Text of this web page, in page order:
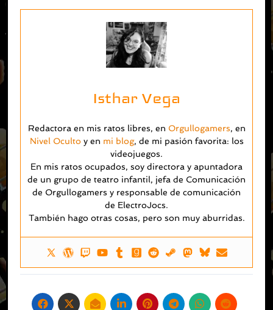
Isthar Vega
Redactora en mis ratos libres, en Orgullogamers, en
Nivel Ocultoy en mi blog, de mi pasión favorita: los
videojuegos.
En mis ratos ocupados, soy directora y apuntadora
de un grupo de teatro infantil, jefa de Comunicación
de Orgullogamers y responsable de comunicación
de ElectroJocs.
También hago otras cosas, pero son muy aburridas.